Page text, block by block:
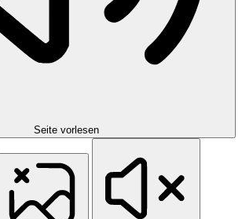
Seite vorlesen